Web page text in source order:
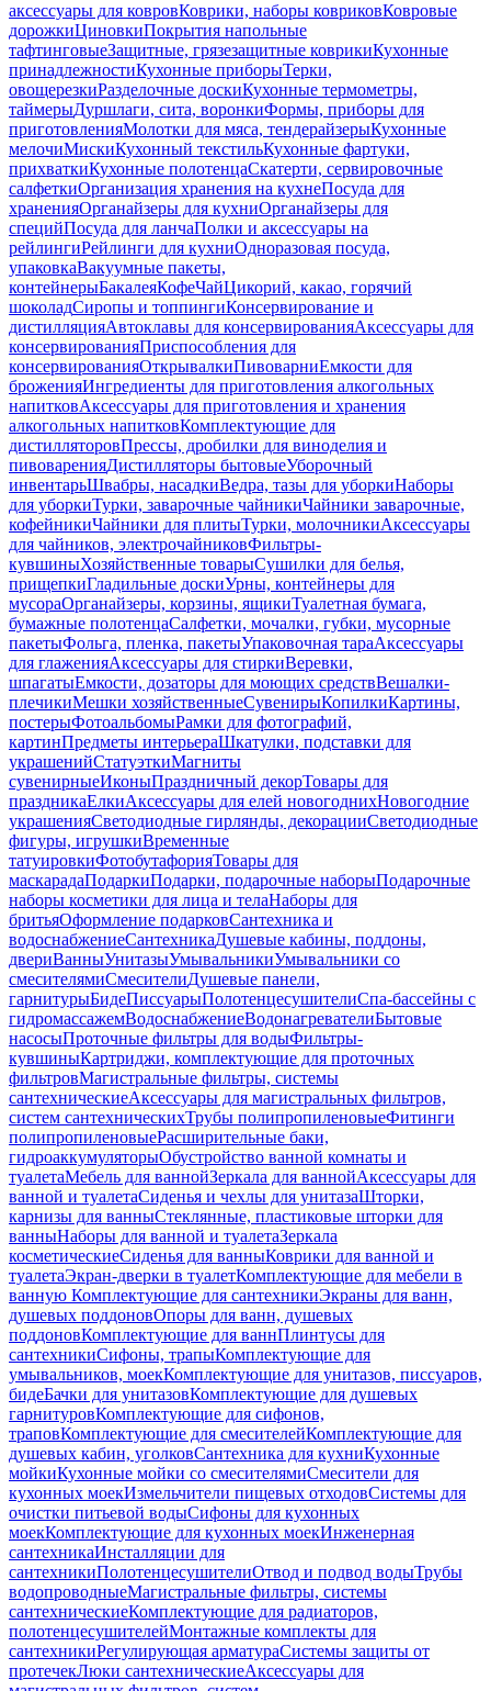
аксессуары для ковровКоврики, наборы ковриковКовровые
дорожкиЦиновкиПокрытия напольные
тафтинговыеЗащитные, грязезащитные коврикиКухонные
принадлежностиКухонные приборыТерки,
овощерезкиРазделочные доскиКухонные термометры,
таймерыДуршлаги, сита, воронкиФормы, приборы для
приготовленияМолотки для мяса, тендерайзерыКухонные
мелочиМискиКухонный текстильКухонные фартуки,
прихваткиКухонные полотенцаСкатерти, сервировочные
салфеткиОрганизация хранения на кухнеПосуда для
храненияОрганайзеры для кухниОрганайзеры для
специйПосуда для ланчаПолки и аксессуары на
рейлингиРейлинги для кухниОдноразовая посуда,
упаковкаВакуумные пакеты,
контейнерыБакалеяКофеЧайЦикорий, какао, горячий
шоколадСиропы и топпингиКонсервирование и
дистилляцияАвтоклавы для консервированияАксессуары для
консервированияПриспособления для
консервированияОткрывалкиПивоварниЕмкости для
броженияИнгредиенты для приготовления алкогольных
напитковАксессуары для приготовления и хранения
алкогольных напитковКомплектующие для
дистилляторовПрессы, дробилки для виноделия и
пивоваренияДистилляторы бытовыеУборочный
инвентарьШвабры, насадкиВедра, тазы для уборкиНаборы
для уборкиТурки, заварочные чайникиЧайники заварочные,
кофейникиЧайники для плитыТурки, молочникиАксессуары
для чайников, электрочайниковФильтры-
кувшиныХозяйственные товарыСушилки для белья,
прищепкиГладильные доскиУрны, контейнеры для
мусораОрганайзеры, корзины, ящикиТуалетная бумага,
бумажные полотенцаСалфетки, мочалки, губки, мусорные
пакетыФольга, пленка, пакетыУпаковочная тараАксессуары
для глаженияАксессуары для стиркиВеревки,
шпагатыЕмкости, дозаторы для моющих средствВешалки-
плечикиМешки хозяйственныеСувенирыКопилкиКартины,
постерыФотоальбомыРамки для фотографий,
картинПредметы интерьераШкатулки, подставки для
украшенийСтатуэткиМагниты
сувенирныеИконыПраздничный декорТовары для
праздникаЕлкиАксессуары для елей новогоднихНовогодние
украшенияСветодиодные гирлянды, декорацииСветодиодные
фигуры, игрушкиВременные
татуировкиФотобутафорияТовары для
маскарадаПодаркиПодарки, подарочные наборыПодарочные
наборы косметики для лица и телаНаборы для
бритьяОформление подарковСантехника и
водоснабжениеСантехникаДушевые кабины, поддоны,
двериВанныУнитазыУмывальникиУмывальники со
смесителямиСмесителиДушевые панели,
гарнитурыБидеПиссуарыПолотенцесушителиСпа-бассейны с
гидромассажемВодоснабжениеВодонагревателиБытовые
насосыПроточные фильтры для водыФильтры-
кувшиныКартриджи, комплектующие для проточных
фильтровМагистральные фильтры, системы
сантехническиеАксессуары для магистральных фильтров,
систем сантехническихТрубы полипропиленовыеФитинги
полипропиленовыеРасширительные баки,
гидроаккумуляторыОбустройство ванной комнаты и
туалетаМебель для ваннойЗеркала для ваннойАксессуары для
ванной и туалетаСиденья и чехлы для унитазаШторки,
карнизы для ванныСтеклянные, пластиковые шторки для
ванныНаборы для ванной и туалетаЗеркала
косметическиеСиденья для ванныКоврики для ванной и
туалетаЭкран-дверки в туалетКомплектующие для мебели в
ванную Комплектующие для сантехникиЭкраны для ванн,
душевых поддоновОпоры для ванн, душевых
поддоновКомплектующие для ваннПлинтусы для
сантехникиСифоны, трапыКомплектующие для
умывальников, моекКомплектующие для унитазов, писсуаров,
бидеБачки для унитазовКомплектующие для душевых
гарнитуровКомплектующие для сифонов,
траповКомплектующие для смесителейКомплектующие для
душевых кабин, уголковСантехника для кухниКухонные
мойкиКухонные мойки со смесителямиСмесители для
кухонных моекИзмельчители пищевых отходовСистемы для
очистки питьевой водыСифоны для кухонных
моекКомплектующие для кухонных моекИнженерная
сантехникаИнсталляции для
сантехникиПолотенцесушителиОтвод и подвод водыТрубы
водопроводныеМагистральные фильтры, системы
сантехническиеКомплектующие для радиаторов,
полотенцесушителейМонтажные комплекты для
сантехникиРегулирующая арматураСистемы защиты от
протечекЛюки сантехническиеАксессуары для